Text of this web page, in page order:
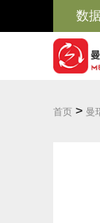
数
首页 > 曼